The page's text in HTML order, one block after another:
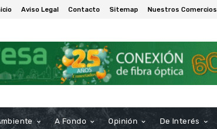
Aviso Legal Contacto Sitemap Nuestros Comercios
A Fondo Opinión De Interés